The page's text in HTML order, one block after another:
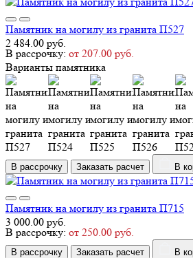
Памятник на могилу из гранита П527
2 484.00 руб.
В рассрочку: от 207.00 руб.
Варианты памятника
В рассрочку Заказать расчет В
Памятник на могилу из гранита П715
3 000.00 руб.
В рассрочку: от 250.00 руб.
В рассрочку Заказать расчет В